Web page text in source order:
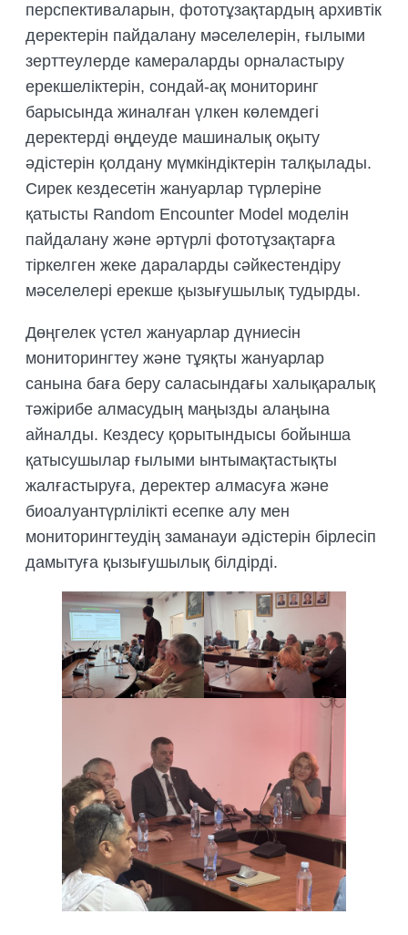
перспективаларын, фототұзақтардың архивтік
деректерін пайдалану мәселелерін, ғылыми
зерттеулерде камераларды орналастыру
ерекшеліктерін, сондай-ақ мониторинг
барысында жиналған үлкен көлемдегі
деректерді өңдеуде машиналық оқыту
әдістерін қолдану мүмкіндіктерін талқылады.
Сирек кездесетін жануарлар түрлеріне
қатысты Random Encounter Model моделін
пайдалану және әртүрлі фототұзақтарға
тіркелген жеке дараларды сәйкестендіру
мәселелері ерекше қызығушылық тудырды.
Дөңгелек үстел жануарлар дүниесін
мониторингтеу және тұяқты жануарлар
санына баға беру саласындағы халықаралық
тәжірибе алмасудың маңызды алаңына
айналды. Кездесу қорытындысы бойынша
қатысушылар ғылыми ынтымақтастықты
жалғастыруға, деректер алмасуға және
биоалуантүрлілікті есепке алу мен
мониторингтеудің заманауи әдістерін бірлесіп
дамытуға қызығушылық білдірді.